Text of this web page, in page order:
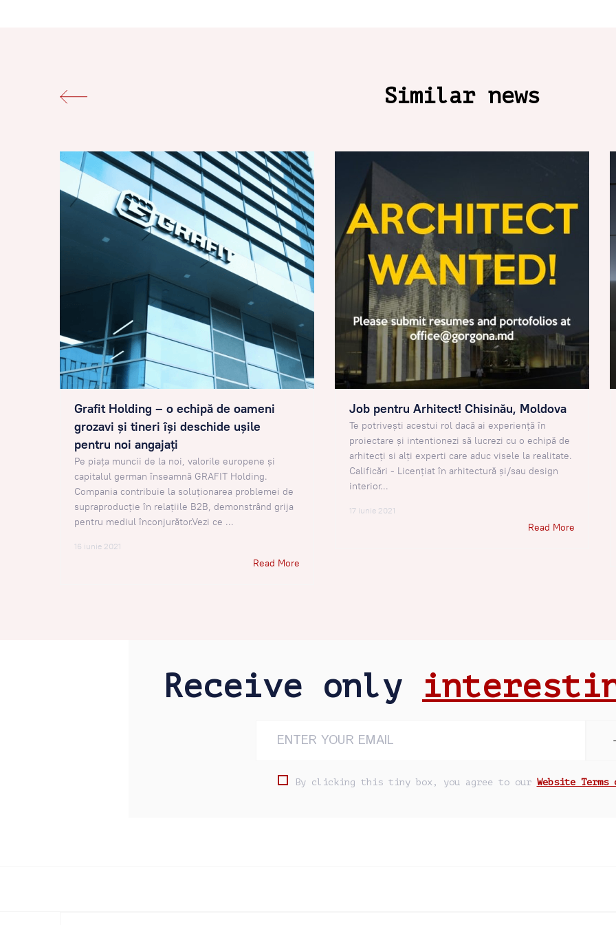
Similar news
Grafit Holding – o echipă de oameni
grozavi și tineri își deschide ușile
pentru noi angajați
Pe piața muncii de la noi, valorile europene și
capitalul german înseamnă GRAFIT Holding.
Compania contribuie la soluționarea problemei de
supraproducție în relațiile B2B, demonstrând grija
pentru mediul înconjurător.Vezi ce ...
16 iunie 2021
Read More
Job pentru Arhitect! Chisinău, Moldova
Te potrivești acestui rol dacă ai experiență în
proiectare și intentionezi să lucrezi cu o echipă de
arhitecți si alți experti care aduc visele la realitate.
Calificări - Licențiat în arhitectură și/sau design
interior...
17 iunie 2021
Read More
Receive only
By clicking this tiny box, you agree to our Website Terms